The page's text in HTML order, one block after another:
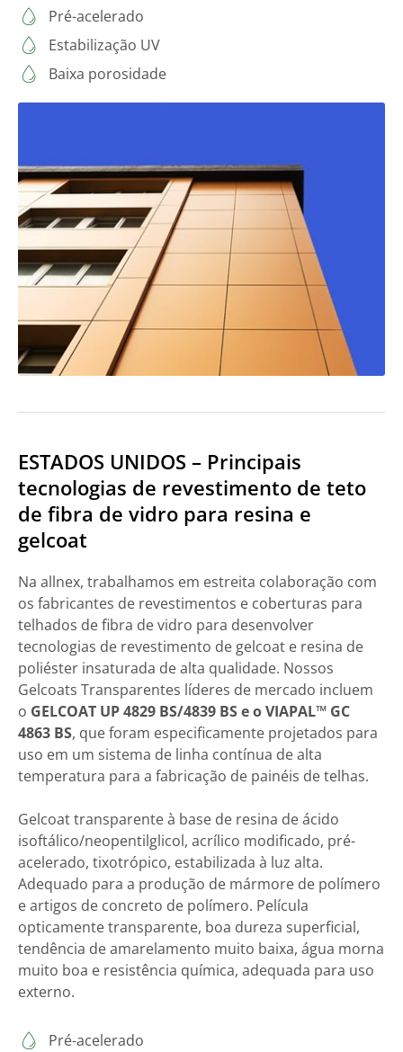
Pré-acelerado
Estabilização UV
Baixa porosidade
ESTADOS UNIDOS – Principais
tecnologias de revestimento de teto
de fibra de vidro para resina e
gelcoat
Na allnex, trabalhamos em estreita colaboração com
os fabricantes de revestimentos e coberturas para
telhados de fibra de vidro para desenvolver
tecnologias de revestimento de gelcoat e resina de
poliéster insaturada de alta qualidade. Nossos
Gelcoats Transparentes líderes de mercado incluem
o GELCOAT UP 4829 BS/4839 BS e o VIAPAL™ GC
4863 BS, que foram especificamente projetados para
uso em um sistema de linha contínua de alta
temperatura para a fabricação de painéis de telhas.
Gelcoat transparente à base de resina de ácido
isoftálico/neopentilglicol, acrílico modificado, pré-
acelerado, tixotrópico, estabilizada à luz alta.
Adequado para a produção de mármore de polímero
e artigos de concreto de polímero. Película
opticamente transparente, boa dureza superficial,
tendência de amarelamento muito baixa, água morna
muito boa e resistência química, adequada para uso
externo.
Pré-acelerado